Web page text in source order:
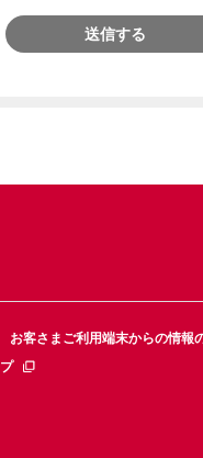
送信する
お客さまご利用端末からの情報